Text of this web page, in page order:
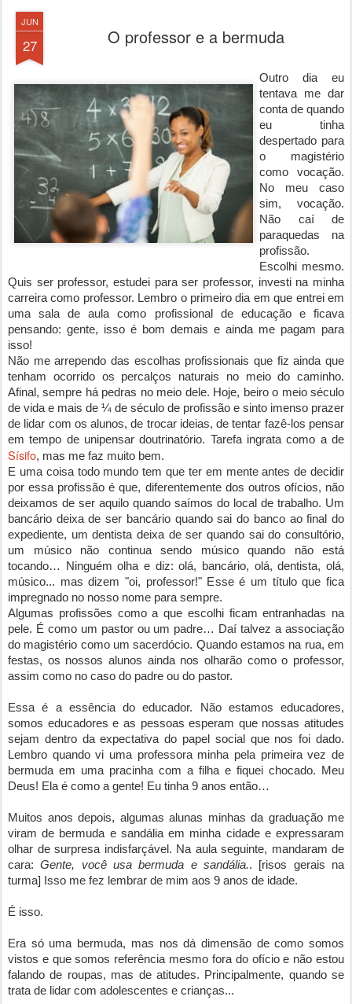
JUN
27 O professor e a bermuda
Outro dia eu
tentava me dar
conta de quando
eu tinha
despertado para
o magistério
como vocação.
No meu caso
sim, vocação.
Não caí de
paraquedas na
profissão.
Escolhi mesmo.
Quis ser professor, estudei para ser professor, investi na minha
carreira como professor. Lembro o primeiro dia em que entrei em
uma sala de aula como profissional de educação e ficava
pensando: gente, isso é bom demais e ainda me pagam para
isso!
Não me arrependo das escolhas profissionais que fiz ainda que
tenham ocorrido os percalços naturais no meio do caminho.
Afinal, sempre há pedras no meio dele. Hoje, beiro o meio século
de vida e mais de ¼ de século de profissão e sinto imenso prazer
de lidar com os alunos, de trocar ideias, de tentar fazê-los pensar
Sísifo, mas me faz muito bem.
E uma coisa todo mundo tem que ter em mente antes de decidir
por essa profissão é que, diferentemente dos outros ofícios, não
deixamos de ser aquilo quando saímos do local de trabalho. Um
bancário deixa de ser bancário quando sai do banco ao final do
expediente, um dentista deixa de ser quando sai do consultório,
um músico não continua sendo músico quando não está
tocando… Ninguém olha e diz: olá, bancário, olá, dentista, olá,
músico... mas dizem "oi, professor!" Esse é um título que fica
impregnado no nosso nome para sempre.
Algumas profissões como a que escolhi ficam entranhadas na
pele. É como um pastor ou um padre… Daí talvez a associação
do magistério como um sacerdócio. Quando estamos na rua, em
festas, os nossos alunos ainda nos olharão como o professor,
assim como no caso do padre ou do pastor.
Essa é a essência do educador. Não estamos educadores,
somos educadores e as pessoas esperam que nossas atitudes
sejam dentro da expectativa do papel social que nos foi dado.
Lembro quando vi uma professora minha pela primeira vez de
bermuda em uma pracinha com a filha e fiquei chocado. Meu
Deus! Ela é como a gente! Eu tinha 9 anos então…
Muitos anos depois, algumas alunas minhas da graduação me
viram de bermuda e sandália em minha cidade e expressaram
olhar de surpresa indisfarçável. Na aula seguinte, mandaram de
cara: Gente, você usa bermuda e sandália.. [risos gerais na
turma] Isso me fez lembrar de mim aos 9 anos de idade.
É isso.
Era só uma bermuda, mas nos dá dimensão de como somos
vistos e que somos referência mesmo fora do ofício e não estou
falando de roupas, mas de atitudes. Principalmente, quando se
trata de lidar com adolescentes e crianças...